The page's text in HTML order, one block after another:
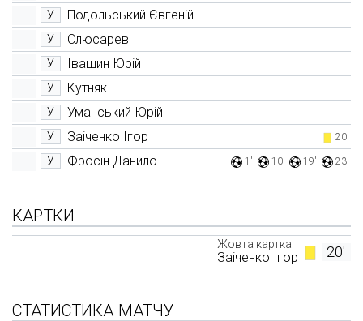
У Подольський Євгеній
У Слюсарев
У Івашин Юрій
У Кутняк
У Уманський Юрій
У Заіченко Ігор 20'
У Фросін Данило 1' 10' 19' 23'
КАРТКИ
20'
Жовта картка
Заіченко Ігор
СТАТИСТИКА МАТЧУ